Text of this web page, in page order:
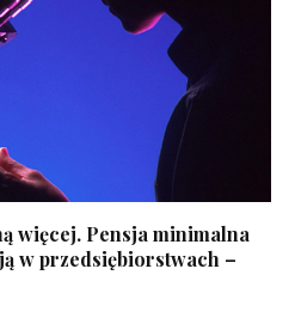
więcej. Pensja minimalna
w przedsiębiorstwach –